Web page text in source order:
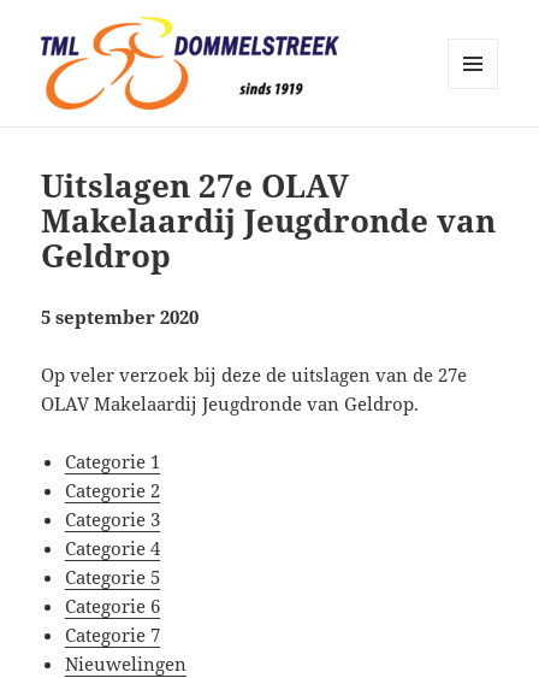
Uitslagen 27e OLAV
Makelaardij Jeugdronde van
Geldrop
5 september 2020
Op veler verzoek bij deze de uitslagen van de 27e
OLAV Makelaardij Jeugdronde van Geldrop.
Categorie 1
Categorie 2
Categorie 3
Categorie 4
Categorie 5
Categorie 6
Categorie 7
Nieuwelingen